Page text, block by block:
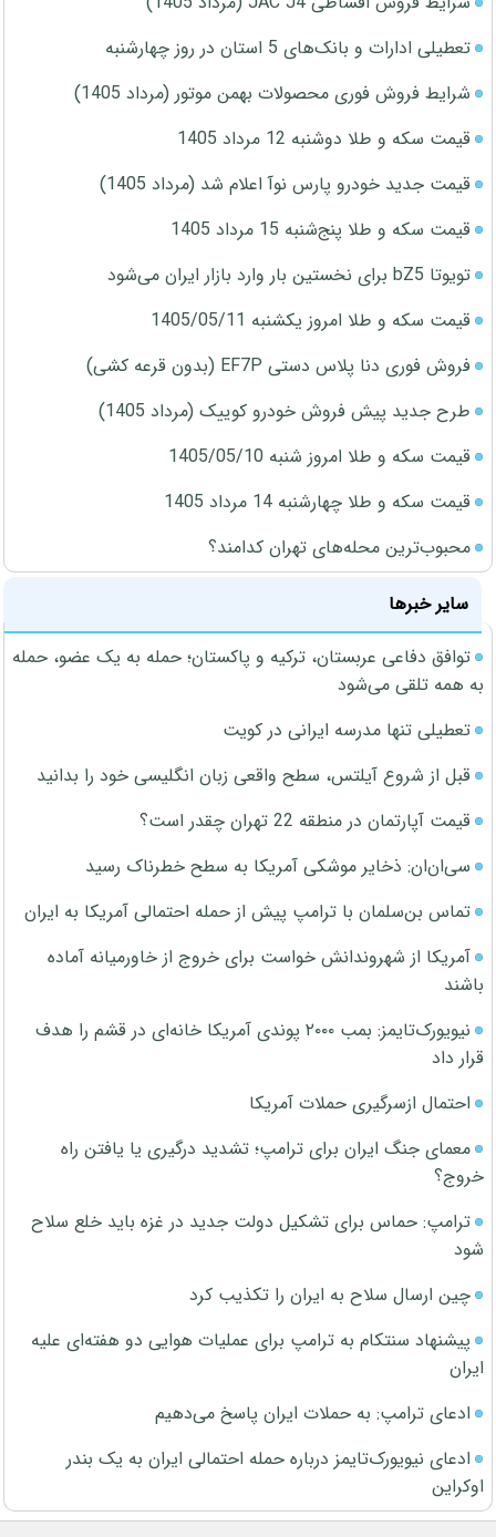
تعطیلی ادارات و بانک‌های 5 استان در روز چهارشنبه
شرایط فروش فوری محصولات بهمن موتور (مرداد 1405)
قیمت سکه و طلا دوشنبه 12 مرداد 1405
قیمت جدید خودرو پارس نوآ اعلام شد (مرداد 1405)
قیمت سکه و طلا پنج‌شنبه 15 مرداد 1405
تویوتا bZ5 برای نخستین بار وارد بازار ایران می‌شود
قیمت سکه و طلا امروز یکشنبه 1405/05/11
فروش فوری دنا پلاس دستی EF7P (بدون قرعه کشی)
طرح جدید پیش فروش خودرو کوییک (مرداد 1405)
قیمت سکه و طلا امروز شنبه 1405/05/10
قیمت سکه و طلا چهارشنبه 14 مرداد 1405
محبوب‌ترین محله‌های تهران کدامند؟
سایر خبرها
توافق دفاعی عربستان، ترکیه و پاکستان؛ حمله به یک عضو، حمله
به همه تلقی می‌شود
تعطیلی تنها مدرسه ایرانی در کویت
قبل از شروع آیلتس، سطح واقعی زبان انگلیسی خود را بدانید
قیمت آپارتمان در منطقه 22 تهران چقدر است؟
سی‌ان‌ان: ذخایر موشکی آمریکا به سطح خطرناک رسید
تماس بن‌سلمان با ترامپ پیش از حمله احتمالی آمریکا به ایران
آمریکا از شهروندانش خواست برای خروج از خاورمیانه آماده
باشند
نیویورک‌تایمز: بمب ۲۰۰۰ پوندی آمریکا خانه‌ای در قشم را هدف
قرار داد
احتمال ازسرگیری حملات آمریکا
معمای جنگ ایران برای ترامپ؛ تشدید درگیری یا یافتن راه
خروج؟
ترامپ: حماس برای تشکیل دولت جدید در غزه باید خلع سلاح
شود
چین ارسال سلاح به ایران را تکذیب کرد
پیشنهاد سنتکام به ترامپ برای عملیات هوایی دو هفته‌ای علیه
ایران
ادعای ترامپ: به حملات ایران پاسخ می‌دهیم
ادعای نیویورک‌تایمز درباره حمله احتمالی ایران به یک بندر
اوکراین